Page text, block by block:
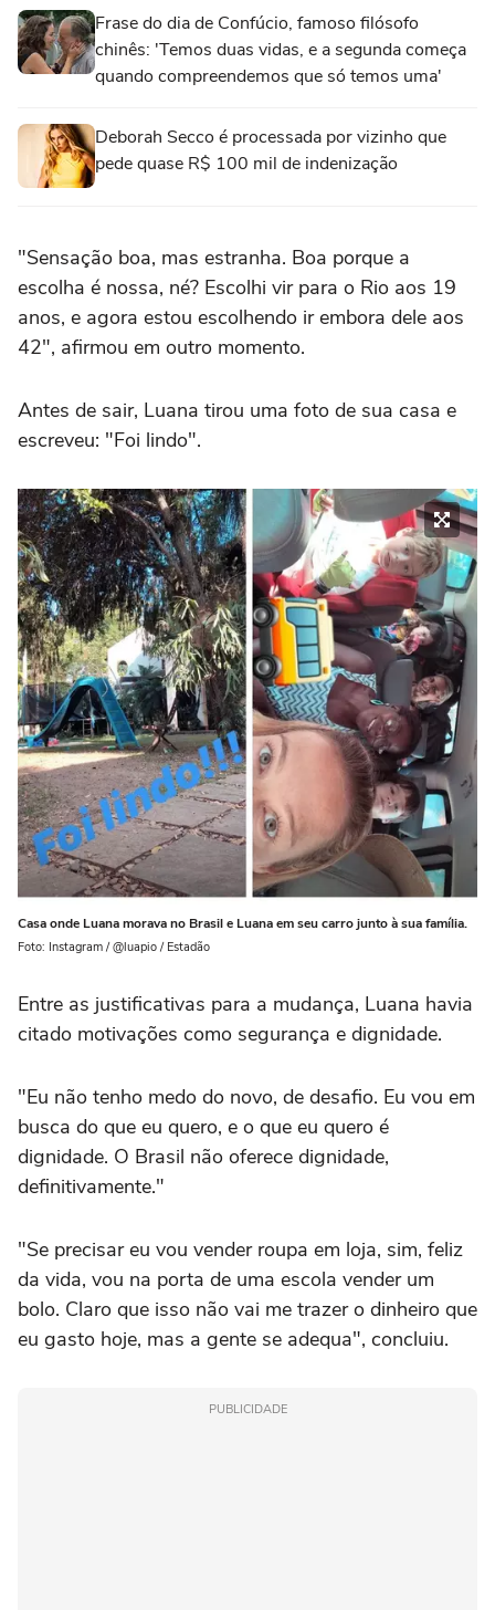
Frase do dia de Confúcio, famoso filósofo
chinês: 'Temos duas vidas, e a segunda começa
quando compreendemos que só temos uma'
Deborah Secco é processada por vizinho que
pede quase R$ 100 mil de indenização
"Sensação boa, mas estranha. Boa porque a
escolha é nossa, né? Escolhi vir para o Rio aos 19
anos, e agora estou escolhendo ir embora dele aos
42", afirmou em outro momento.
Antes de sair, Luana tirou uma foto de sua casa e
escreveu: "Foi lindo".
Casa onde Luana morava no Brasil e Luana em seu carro junto à sua família.
Foto: Instagram / @luapio / Estadão
Entre as justificativas para a mudança, Luana havia
citado motivações como segurança e dignidade.
"Eu não tenho medo do novo, de desafio. Eu vou em
busca do que eu quero, e o que eu quero é
dignidade. O Brasil não oferece dignidade,
definitivamente."
"Se precisar eu vou vender roupa em loja, sim, feliz
da vida, vou na porta de uma escola vender um
bolo. Claro que isso não vai me trazer o dinheiro que
eu gasto hoje, mas a gente se adequa", concluiu.
PUBLICIDADE